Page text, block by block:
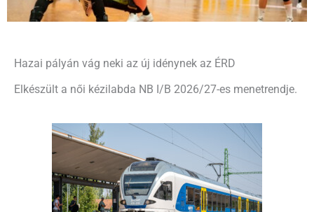
Hazai pályán vág neki az új idénynek az ÉRD
Elkészült a női kézilabda NB I/B 2026/27-es menetrendje.